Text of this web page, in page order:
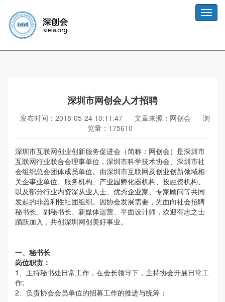
Toggle
深圳市网创会人才招聘
发布时间：2018-05-24 10:11:47 文章来源：网创会
浏
览量：175610
深圳市互联网创业创新服务促进会（简称：网创会）是深圳市
互联网行业联合会理事单位，深圳市科学技术协会、深圳市社
会组织总会团体成员单位。由深圳市互联网及创业创新领域相
关企事业单位、服务机构、产业园孵化器机构、投融资机构、
以及部分行业内资深从业人士、优秀企业家、专家顾问等共同
发起的非盈利性社团组织。因协会发展需要，先面向社会招聘
秘书长、副秘书长、新媒体运营、平面设计师，欢迎有志之士
踊跃加入，共创深圳网创美好事业。
一、秘书长
岗位职责：
1、主持秘书处日常工作，在会长领导下，主持协会开展日常工
作;
2、负责协会会员单位的招募工作的推进与统筹；